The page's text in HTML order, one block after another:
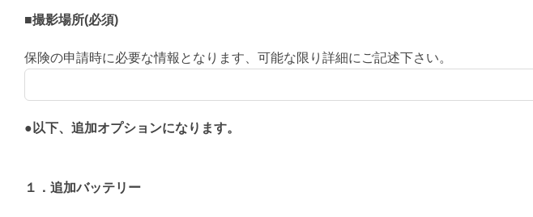
■撮影場所(必須)
保険の申請時に必要な情報となります、可能な限り詳細にご記述下さい。
●以下、追加オプションになります。
１．追加バッテリー